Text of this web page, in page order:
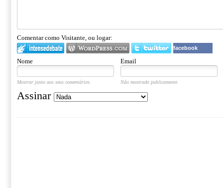
Comentar como Visitante, ou logar:
facebook
Nome Email
Mostrar junto aos seus comentários. Não mostrado publicamente.
Assinar